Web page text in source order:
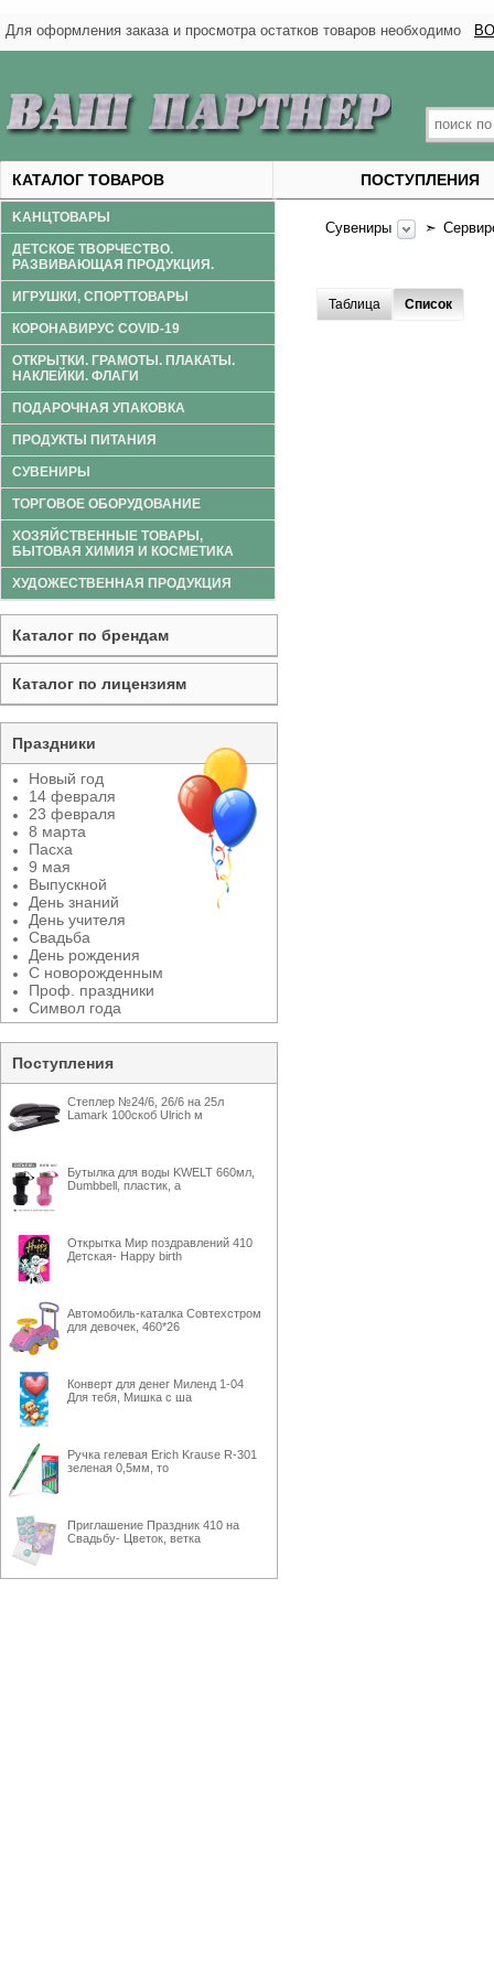
Для оформления заказа и просмотра остатков товаров необходимо
КАТАЛОГ ТОВАРОВ ПОСТУПЛЕНИЯ
Сувениры ➣
Таблица Список
KАНЦТОВАРЫ
ДЕТСКОЕ ТВОРЧЕСТВО.
РАЗВИВАЮЩАЯ ПРОДУКЦИЯ.
ИГРУШКИ, СПОРТТОВАРЫ
КОРОНАВИРУС COVID-19
ОТКРЫТКИ. ГРАМОТЫ. ПЛАКАТЫ.
НАКЛЕЙКИ. ФЛАГИ
ПОДАРОЧНАЯ УПАКОВКА
ПРОДУКТЫ ПИТАНИЯ
СУВЕНИРЫ
ТОРГОВОЕ ОБОРУДОВАНИЕ
ХОЗЯЙСТВЕННЫЕ ТОВАРЫ,
БЫТОВАЯ ХИМИЯ И КОСМЕТИКА
ХУДОЖЕСТВЕННАЯ ПРОДУКЦИЯ
Каталог по брендам
Каталог по лицензиям
Праздники
Новый год
14 февраля
23 февраля
8 марта
Пасха
9 мая
Выпускной
День знаний
День учителя
Свадьба
День рождения
С новорожденным
Проф. праздники
Символ года
Поступления
Степлер №24/6, 26/6 на 25л
Lamark 100скоб Ulrich м
Бутылка для воды KWELT 660мл,
Dumbbell, пластик, а
Открытка Мир поздравлений 410
Детская- Happy birth
Автомобиль-каталка Совтехстром
для девочек, 460*26
Конверт для денег Миленд 1-04
Для тебя, Мишка с ша
Ручка гелевая Erich Krause R-301
зеленая 0,5мм, то
Приглашение Праздник 410 на
Свадьбу- Цветок, ветка